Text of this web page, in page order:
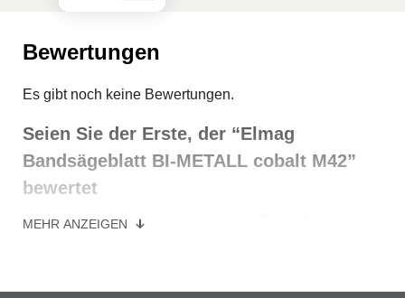
Bewertungen
Es gibt noch keine Bewertungen.
Seien Sie der Erste, der “Elmag
Bandsägeblatt BI-METALL cobalt M42”
bewertet
Deine E-Mail-Adresse wird nicht veröffentlicht.
MEHR ANZEIGEN